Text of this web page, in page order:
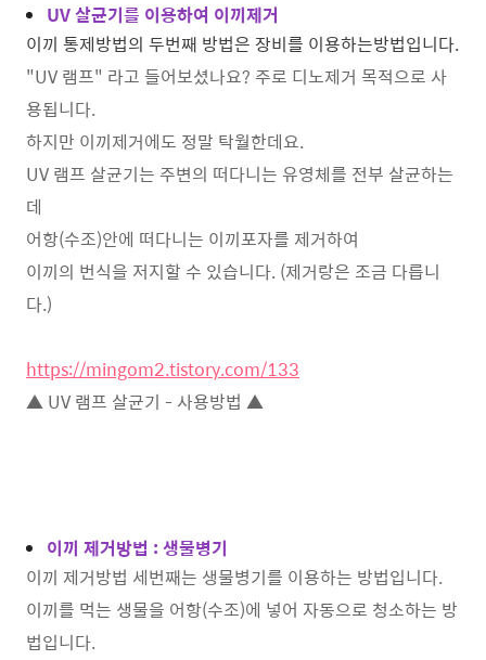
UV 살균기를 이용하여 이끼제거
이끼 통제방법의 두번째 방법은 장비를 이용하는방법입니다.
"UV 램프" 라고 들어보셨나요? 주로 디노제거 목적으로 사
용됩니다.
하지만 이끼제거에도 정말 탁월한데요.
UV 램프 살균기는 주변의 떠다니는 유영체를 전부 살균하는
데
어항(수조)안에 떠다니는 이끼포자를 제거하여
이끼의 번식을 저지할 수 있습니다. (제거랑은 조금 다릅니
다.)
https://mingom2.tistory.com/133
▲ UV 램프 살균기 - 사용방법 ▲
이끼 제거방법 : 생물병기
이끼 제거방법 세번째는 생물병기를 이용하는 방법입니다.
이끼를 먹는 생물을 어항(수조)에 넣어 자동으로 청소하는 방
법입니다.